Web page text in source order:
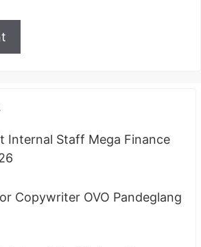
Internal Staff Mega Finance
Copywriter OVO Pandeglang